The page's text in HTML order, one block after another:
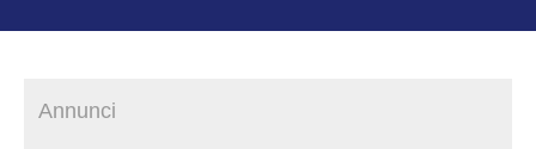
Annunci